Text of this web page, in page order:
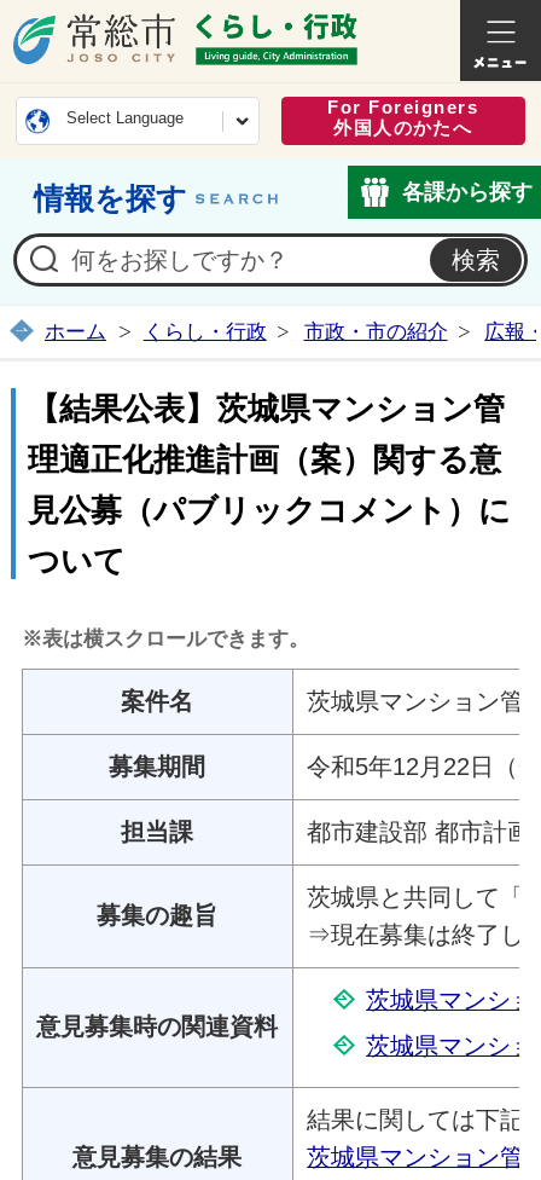
常総市公式ホームページ
くらし
Select Language
For Foreigners
外国人のかたへ
情報を探す 各課から探す
ホーム くらし・行政 市政・市の紹介 広報
【結果公表】茨城県マンション管
理適正化推進計画（案）関する意
見公募（パブリックコメント）に
ついて
※表は横スクロールできます。
案件名 茨城県マンション管
募集期間 令和5年12月22日（
担当課 都市建設部 都市計画
募集の趣旨
茨城県と共同して「
⇒現在募集は終了し
意見募集時の関連資料
茨城県マンシ
茨城県マンシ
意見募集の結果
結果に関しては下記
茨城県マンション管